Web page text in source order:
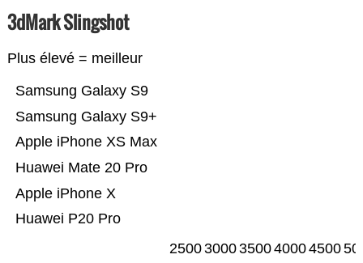
3dMark Slingshot
Plus élevé = meilleur
Huawei P20 Pro
Apple iPhone X
Huawei Mate 20 Pro
Apple iPhone XS Max
Samsung Galaxy S9+
Samsung Galaxy S9
25003000350040004500